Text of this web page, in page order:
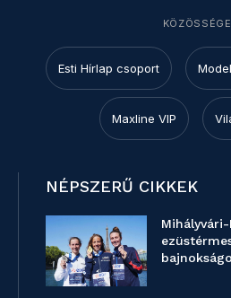
Esti Hírlap csoport
Maxline VIP
NÉPSZERŰ CIKKEK